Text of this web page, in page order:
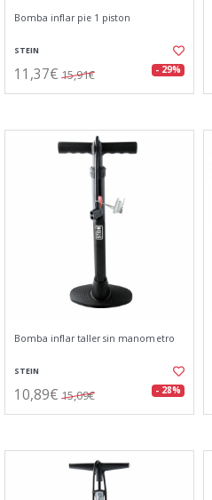
Bomba inflar pie 1 piston
STEIN
11,37€ 15,91€ - 29%
Bomba inflar taller sin manometro
STEIN
10,89€ 15,09€ - 28%